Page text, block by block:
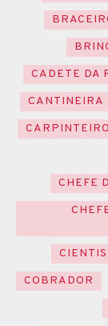
CADETE DA
CANTINEIRA
CARPINTEIRO
CHEFE
COBRADOR